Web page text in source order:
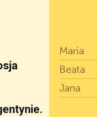
Maria
Beata
Jana